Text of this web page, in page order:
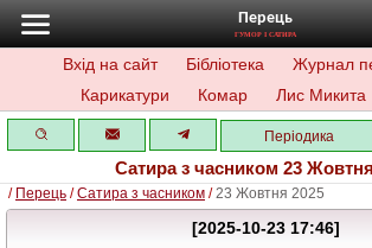
Перець
ГУМОР І САТИРА
Вхід на сайт Бібліотека Журнал
Карикатури
Комар Лис Микита
Періодика
Сатира з часником 23
/ Перець /Сатира з часником /23 Жовтня 2025
[2025-10-23 17:46]